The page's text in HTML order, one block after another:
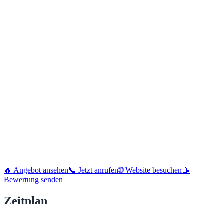
🔥 Angebot ansehen📞 Jetzt anrufen🌐 Website besuchen 📝
Bewertung senden
Zeitplan